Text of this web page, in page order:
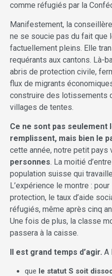
comme réfugiés par la
Manifestement, la
ne se soucie pas du fait que
factuellement pleins. Elle
requérants aux cantons. Là-
abris de protection civile,
flux de migrants
construire des lotissements
villages de tentes.
Ce ne sont pas seulement
remplissent, mais bien le
cette année, notre petit pays
personnes. La moitié
population suisse qui
L’expérience le montre :
protection, le taux d’aide
réfugiés, même après cinq
Une fois de plus, la classe
passera à la caisse.
Il est grand temps d’agir. A
que le statut S soit